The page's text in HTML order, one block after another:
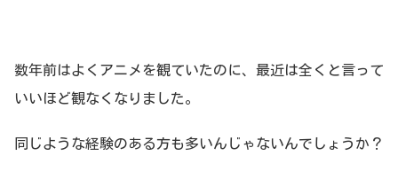
数年前はよくアニメを観ていたのに、最近は全くと言って
いいほど観なくなりました。
同じような経験のある方も多いんじゃないんでしょうか？